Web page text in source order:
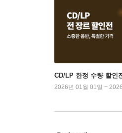
CD/LP 한정 수량 할인
2026년 01월 01일 ~